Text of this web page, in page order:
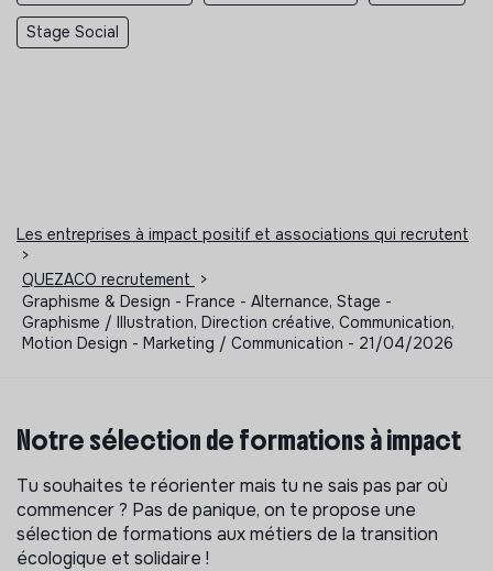
Stage Social
Les entreprises à impact positif et associations qui recrutent
>
QUEZACO recrutement
>
Graphisme & Design - France - Alternance, Stage -
Graphisme / Illustration, Direction créative, Communication,
Motion Design - Marketing / Communication - 21/04/2026
Notre sélection de formations à impact
Tu souhaites te réorienter mais tu ne sais pas par où
commencer ? Pas de panique, on te propose une
sélection de formations aux métiers de la transition
écologique et solidaire !